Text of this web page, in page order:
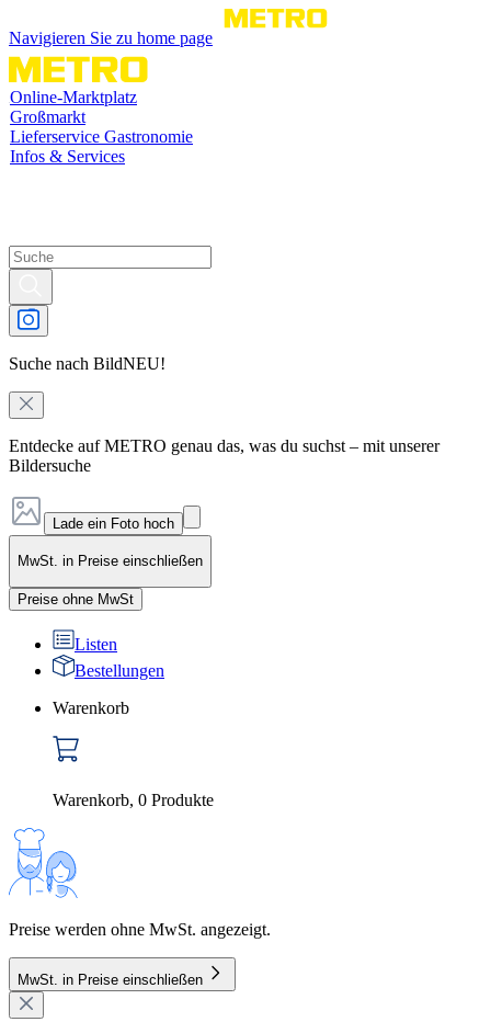
Navigieren Sie zu home page
Online-Marktplatz
Großmarkt
Lieferservice Gastronomie
Infos & Services
Suche nach BildNEU!
Entdecke auf METRO genau das, was du suchst – mit unserer
Bildersuche
Lade ein Foto hoch
MwSt. in Preise einschließen
Preise ohne MwSt
Listen
Bestellungen
Warenkorb
Warenkorb, 0 Produkte
Preise werden ohne MwSt. angezeigt.
MwSt. in Preise einschließen